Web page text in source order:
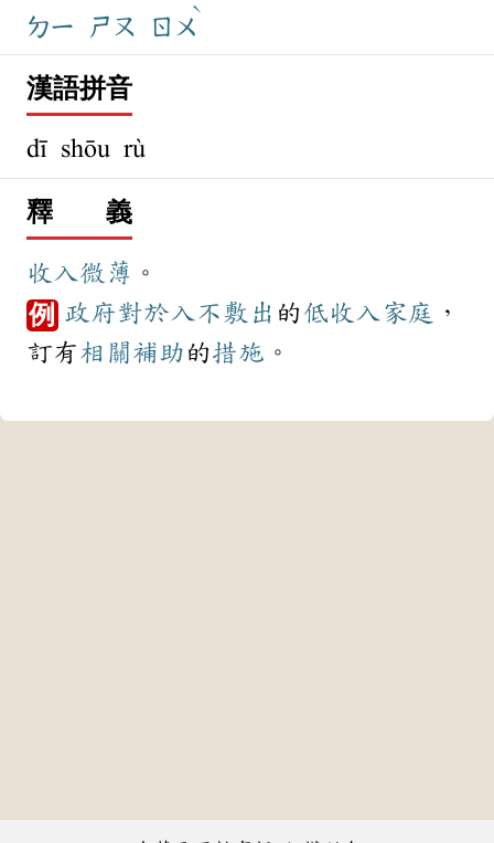
ㄉㄧ ㄕㄡ ㄖㄨ
ˋ
漢語拼音
dī shōu rù
釋 義
收入微薄 。
例 政府對於入不敷出 的低收入家庭 ，
訂有相關補助 的措施 。